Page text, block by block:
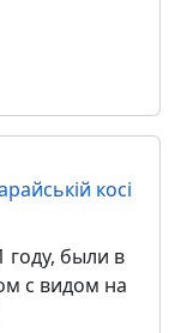
косі
году, были в
с видом на